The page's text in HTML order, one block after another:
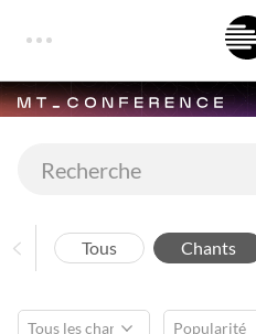
Tous Chants